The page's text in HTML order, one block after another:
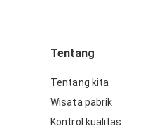
Tentang
Tentang kita
Wisata pabrik
Kontrol kualitas